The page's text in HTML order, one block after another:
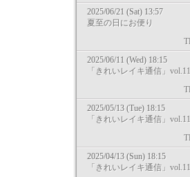
2025/06/21 (Sat) 13:57
夏至の日にお便り
2025/06/11 (Wed) 18:15
「きれいレイキ通信」
2025/05/13 (Tue) 18:15
「きれいレイキ通信」
2025/04/13 (Sun) 18:15
「きれいレイキ通信」